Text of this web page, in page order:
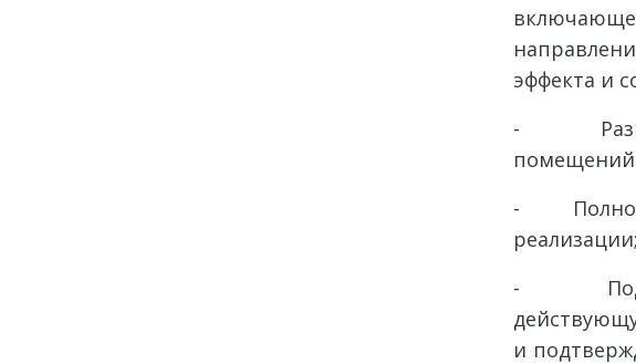
эффекта и
-
помещений
- Полное
реализации;
- Подбор
и